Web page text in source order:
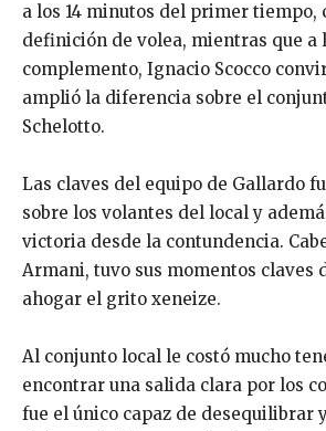
a los 14 minutos del primer tiempo,
definición de volea, mientras que a
complemento, Ignacio Scocco
amplió la diferencia sobre el
Schelotto.
Las claves del equipo de Gallardo
sobre los volantes del local y
victoria desde la contundencia.
Armani, tuvo sus momentos claves
ahogar el grito xeneize.
Al conjunto local le costó mucho
encontrar una salida clara por los
fue el único capaz de desequilibrar